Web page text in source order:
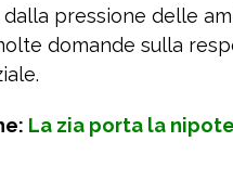
pressione delle
domande sulla
La zia porta la